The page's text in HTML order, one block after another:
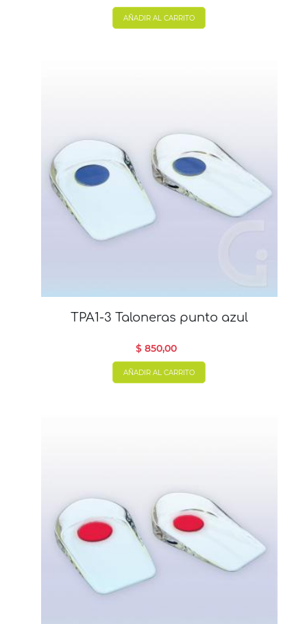
AÑADIR AL CARRITO
TPA1-3 Taloneras punto azul
$ 850,00
AÑADIR AL CARRITO